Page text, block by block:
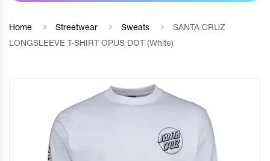
Home Streetwear Sweats
SANTA CRUZ
LONGSLEEVE T-SHIRT OPUS DOT (White)